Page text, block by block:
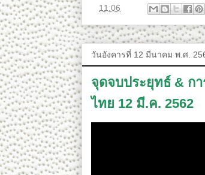
11:06
วันอังคารที่ 12 มีนาคม พ.ศ.
จุดจบประยุทธ์ & ก
ไทย 12 มี.ค. 2562